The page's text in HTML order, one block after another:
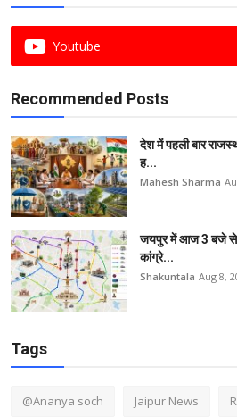
Youtube
Recommended Posts
देश में पहली बार
ह...
Mahesh Sharma
जयपुर में आज 3 बजे से
कांग्रे...
Shakuntala Aug 8,
Tags
@Ananya soch Jaipur News